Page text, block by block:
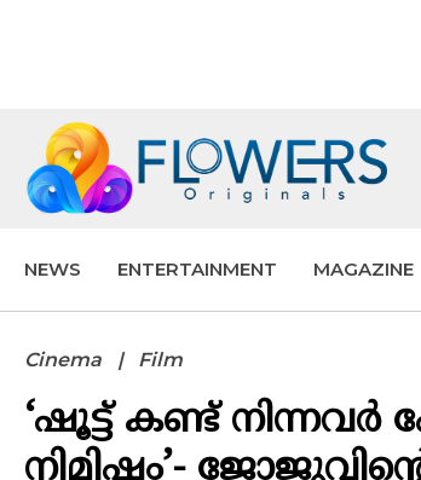
NEWS ENTERTAINMENT MAGAZINE
Cinema Film
‘ഷൂട്ട് കണ്ട്
നിമിഷം’-